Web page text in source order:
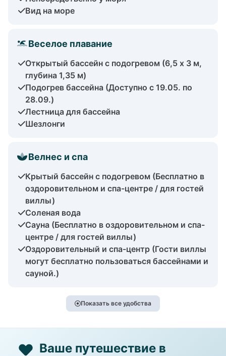
Вид на море
Веселое плавание
Открытый бассейн с подогревом (6,5 x 3 м,
глубина 1,35 м)
Подогрев бассейна (Доступно с 19.05. по
28.09.)
Лестница для бассейна
Шезлонги
Велнес и спа
Крытый бассейн с подогревом (Бесплатно в
оздоровительном и спа-центре / для гостей
виллы)
Соленая вода
Сауна (Бесплатно в оздоровительном и спа-
центре / для гостей виллы)
Оздоровительный и спа-центр (Гости виллы
могут бесплатно пользоваться бассейнами и
сауной.)
Показать все удобства
Ваше путешествие в